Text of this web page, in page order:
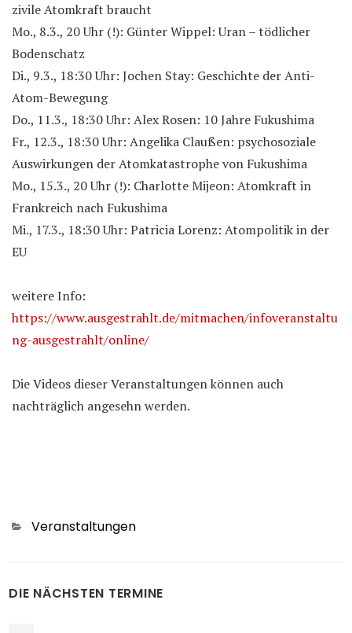
zivile Atomkraft braucht
Mo., 8.3., 20 Uhr (!): Günter Wippel: Uran – tödlicher
Bodenschatz
Di., 9.3., 18:30 Uhr: Jochen Stay: Geschichte der Anti-
Atom-Bewegung
Do., 11.3., 18:30 Uhr: Alex Rosen: 10 Jahre Fukushima
Fr., 12.3., 18:30 Uhr: Angelika Claußen: psychosoziale
Auswirkungen der Atomkatastrophe von Fukushima
Mo., 15.3., 20 Uhr (!): Charlotte Mijeon: Atomkraft in
Frankreich nach Fukushima
Mi., 17.3., 18:30 Uhr: Patricia Lorenz: Atompolitik in der
EU
weitere Info:
https://www.ausgestrahlt.de/mitmachen/infoveranstaltu
ng-ausgestrahlt/online/
Die Videos dieser Veranstaltungen können auch
nachträglich angesehn werden.
Categories
Veranstaltungen
DIE NÄCHSTEN TERMINE